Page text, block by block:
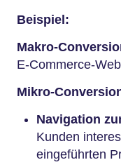
Beispiel:
Makro-
E-Commerce-
Mikro-
Navigation
Kunden
eingeführten